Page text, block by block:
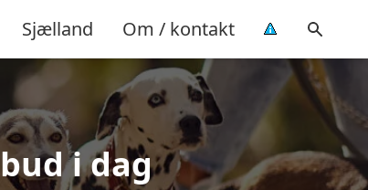
Sjælland Om / kontakt
i dag